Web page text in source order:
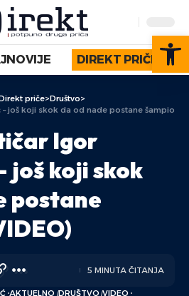
DIREKT PRIČE
priče>Društvo>
još koji skok da od nade postane šampion
Igor
još koji skok
postane
AKTUELNO DRUŠTVO VIDEO
5 MINUTA ČITANJA